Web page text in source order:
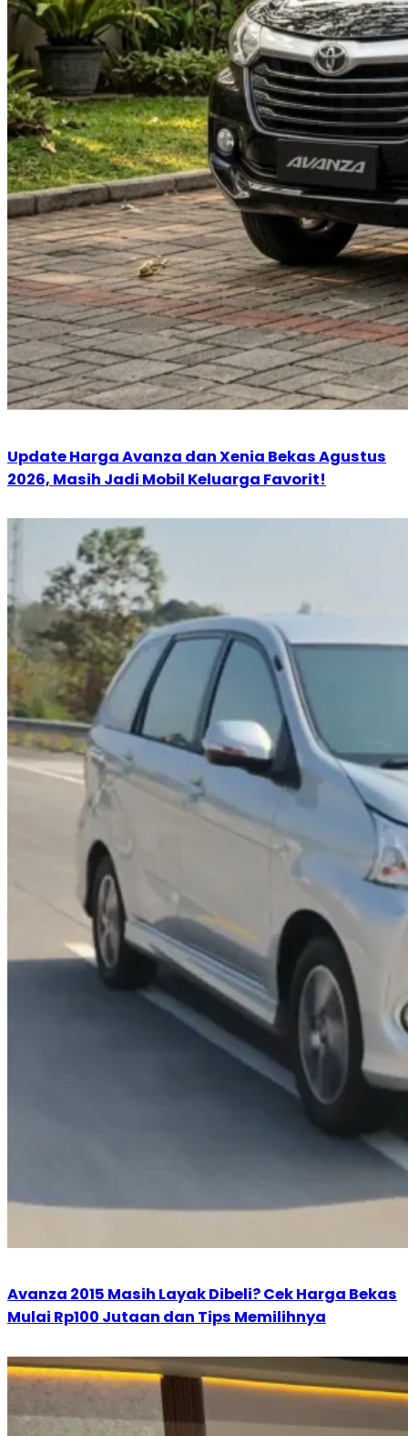
Update Harga Avanza dan Xenia Bekas Agustus
2026, Masih Jadi Mobil Keluarga Favorit!
Avanza 2015 Masih Layak Dibeli? Cek Harga Bekas
Mulai Rp100 Jutaan dan Tips Memilihnya